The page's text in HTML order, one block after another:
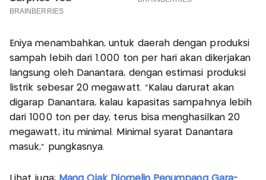
Eniya menambahkan, untuk daerah dengan produksi
sampah lebih dari 1.000 ton per hari akan dikerjakan
langsung oleh Danantara, dengan estimasi produksi
listrik sebesar 20 megawatt. "Kalau darurat akan
digarap Danantara, kalau kapasitas sampahnya lebih
dari 1000 ton per day, terus bisa menghasilkan 20
megawatt, itu minimal. Minimal syarat Danantara
masuk," pungkasnya.